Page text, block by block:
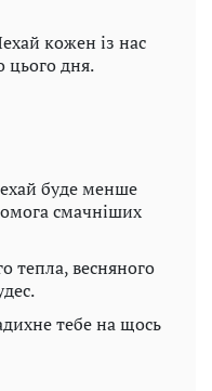
кожен із нас
цього дня.
буде менше
смачніших
тепла, весняного
тебе на щось